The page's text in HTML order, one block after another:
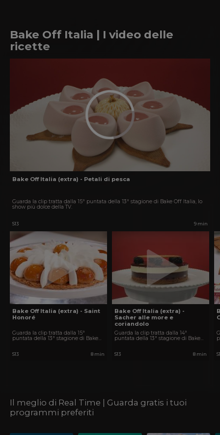
Bake Off Italia | I video delle
ricette
Bake Off Italia (extra) - Petali di pesca
Guarda la clip tratta dalla 15ª puntata della 13ª stagione di Bake Off Italia, lo
show più dolce della TV.
S13 9 min
Bake Off Italia (extra) - Saint
Honoré
Guarda la clip tratta dalla 15ª
puntata della 13ª stagione di Bake
S13 8 min
Bake Off Italia (extra) -
Sacher alle more e
coriandolo
Guarda la clip tratta dalla 14ª
puntata della 13ª stagione di Bake
S13 8 min
Il meglio di Real Time | Guarda gratis i tuoi
programmi preferiti